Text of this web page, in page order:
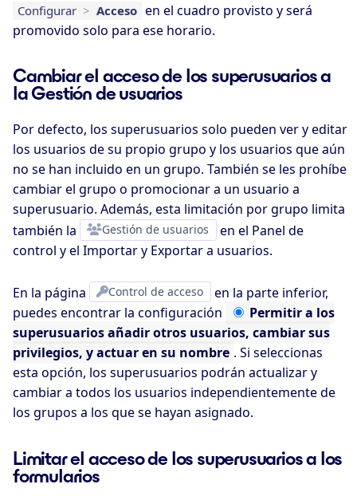
Configurar > Acceso en el cuadro provisto y será
promovido solo para ese horario.
Cambiar el acceso de los superusuarios a
la Gestión de usuarios
Por defecto, los superusuarios solo pueden ver y editar
los usuarios de su propio grupo y los usuarios que aún
no se han incluido en un grupo. También se les prohíbe
cambiar el grupo o promocionar a un usuario a
superusuario. Además, esta limitación por grupo limita
también la
Gestión de usuarios
en el Panel de
control y el Importar y Exportar a usuarios.
En la página Control de acceso
en la parte inferior,
puedes encontrar la configuración
Permitira los
superusuarios añadir otros usuarios, cambiar sus
privilegios, y actuar en su nombre . Si seleccionas
esta opción, los superusuarios podrán actualizar y
cambiar a todos los usuarios independientemente de
los grupos a los que se hayan asignado.
Limitar el acceso de los superusuarios a los
formularios